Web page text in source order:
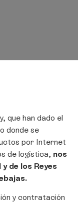
que han dado el
donde se
por Internet
de logística, nos
de los Reyes
y contratación